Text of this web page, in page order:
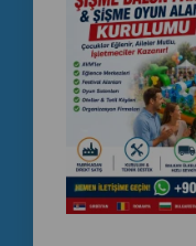
Commercial